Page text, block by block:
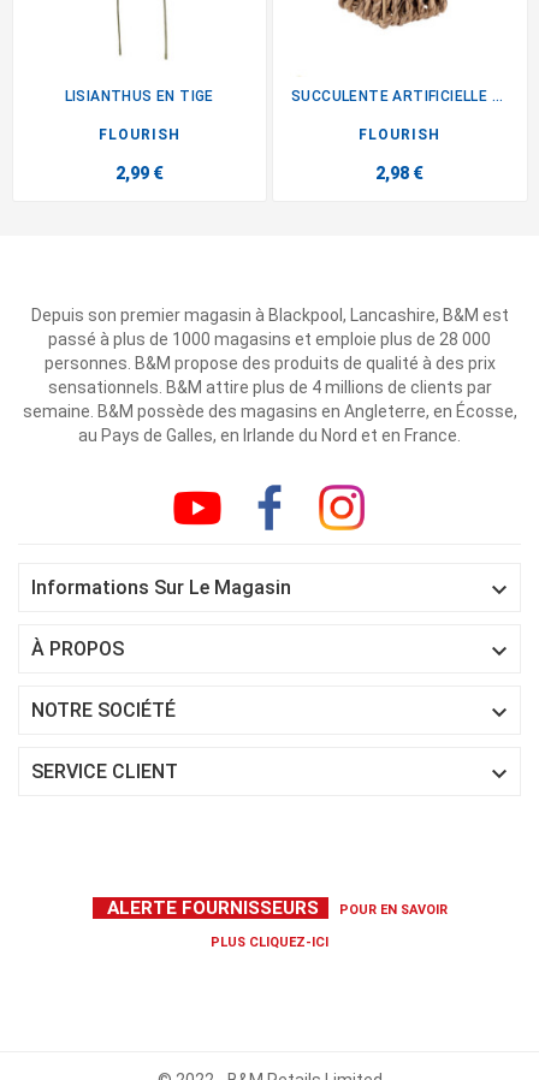
LISIANTHUS EN TIGE
FLOURISH
2,99 €
SUCCULENTE ARTIFICIELLE POT...
FLOURISH
2,98 €
Depuis son premier magasin à Blackpool, Lancashire, B&M est
passé à plus de 1000 magasins et emploie plus de 28 000
personnes. B&M propose des produits de qualité à des prix
sensationnels. B&M attire plus de 4 millions de clients par
semaine. B&M possède des magasins en Angleterre, en Écosse,
au Pays de Galles, en Irlande du Nord et en France.
Informations Sur Le Magasin 
À PROPOS 
NOTRE SOCIÉTÉ 
SERVICE CLIENT 
ALERTE FOURNISSEURS POUR EN SAVOIR
PLUS CLIQUEZ-ICI